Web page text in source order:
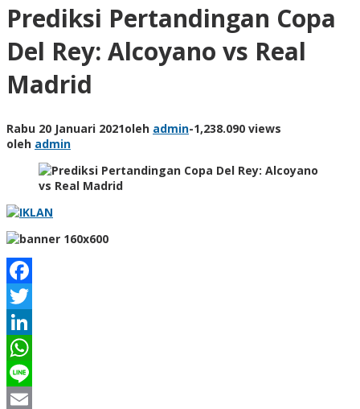
Prediksi Pertandingan Copa
Del Rey: Alcoyano vs Real
Madrid
Rabu 20 Januari 2021oleh admin-1,238.090 views
oleh admin
Facebook
Twitter
LinkedIn
WhatsApp
Line